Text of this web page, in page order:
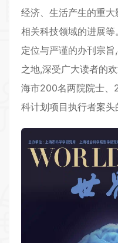
经济、生活产生的重
相关科技领域的进展
定位与严谨的办刊宗
之地,深受广大读者的
海市200名两院院士、
科计划项目执行者案头